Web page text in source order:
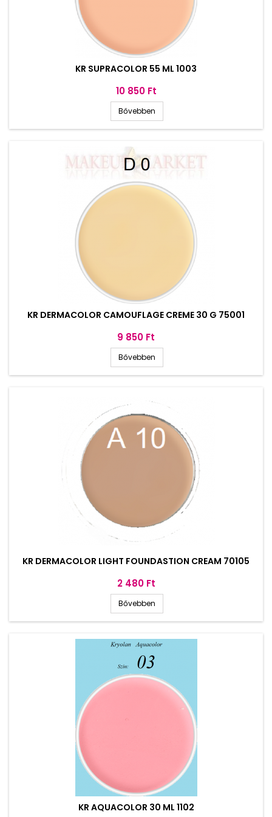
KR SUPRACOLOR 55 ML 1003
Ár
10 850 Ft
Bővebben
KR DERMACOLOR CAMOUFLAGE CREME 30 G 75001
Ár
9 850 Ft
Bővebben
KR DERMACOLOR LIGHT FOUNDASTION CREAM 70105
Ár
2 480 Ft
Bővebben
KR AQUACOLOR 30 ML 1102